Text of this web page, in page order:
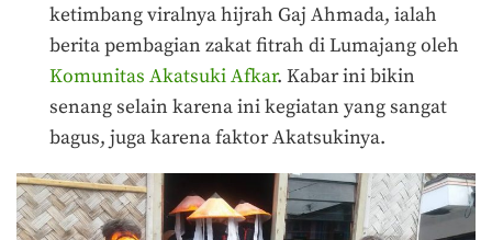
ketimbang viralnya hijrah Gaj Ahmada, ialah
berita pembagian zakat fitrah di Lumajang oleh
Komunitas Akatsuki Afkar. Kabar ini bikin
senang selain karena ini kegiatan yang sangat
bagus, juga karena faktor Akatsukinya.